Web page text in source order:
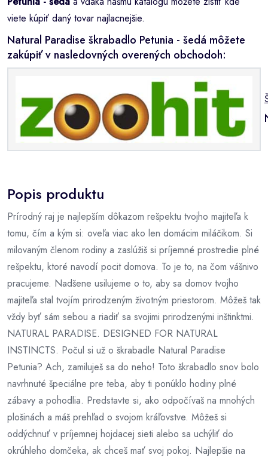
viete kúpiť daný tovar najlacnejšie.
Natural Paradise škrabadlo Petunia - šedá môžete
zakúpiť v nasledovných overených obchodoh:
Popis produktu
Prírodný raj je najlepším dôkazom rešpektu tvojho majiteľa k
tomu, čím a kým si: oveľa viac ako len domácim miláčikom. Si
milovaným členom rodiny a zaslúžiš si príjemné prostredie plné
rešpektu, ktoré navodí pocit domova. To je to, na čom vášnivo
pracujeme. Nadšene usilujeme o to, aby sa domov tvojho
majiteľa stal tvojím prirodzeným životným priestorom. Môžeš tak
vždy byť sám sebou a riadiť sa svojimi prirodzenými inštinktmi.
NATURAL PARADISE. DESIGNED FOR NATURAL
INSTINCTS. Počul si už o škrabadle Natural Paradise
Petunia? Ach, zamiluješ sa do neho! Toto škrabadlo snov bolo
navrhnuté špeciálne pre teba, aby ti ponúklo hodiny plné
zábavy a pohodlia. Predstavte si, ako odpočívaš na mnohých
plošinách a máš prehľad o svojom kráľovstve. Môžeš si
oddýchnuť v príjemnej hojdacej sieti alebo sa uchýliť do
okrúhleho domčeka, ak chceš mať svoj pokoj. Najlepšie na